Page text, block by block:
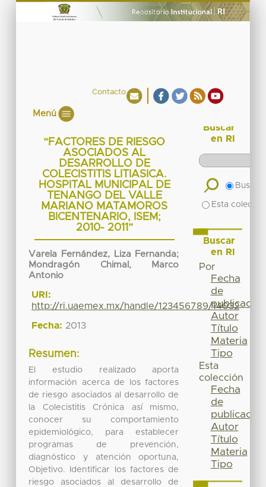
Contacto
Menú
“FACTORES DE RIESGO
ASOCIADOS AL
DESARROLLO DE
COLECISTITIS LITIASICA.
HOSPITAL MUNICIPAL DE
TENANGO DEL VALLE
MARIANO MATAMOROS
BICENTENARIO, ISEM;
2010- 2011”
Varela Fernández, Liza Fernanda;
Mondragón Chimal, Marco
Antonio
URI:
http://ri.uaemex.mx/handle/123456789/14032
Fecha: 2013
Resumen:
El estudio realizado aporta
información acerca de los factores
de riesgo asociados al desarrollo de
la Colecistitis Crónica así mismo,
conocer su comportamiento
epidemiológico, para establecer
programas de prevención,
diagnóstico y atención oportuna,
Objetivo. Identificar los factores de
riesgo asociados al desarrollo de
Buscar
en RI
Buscar
Esta
Buscar
en RI
Por
Fecha
de
publicación
Autor
Título
Materia
Tipo
Esta
colección
Fecha
de
publicación
Autor
Título
Materia
Tipo